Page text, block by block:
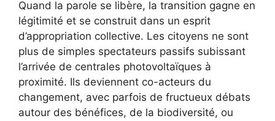
Quand la parole se libère, la transition gagne en
légitimité et se construit dans un esprit
d’appropriation collective. Les citoyens ne sont
plus de simples spectateurs passifs subissant
l’arrivée de centrales photovoltaïques à
proximité. Ils deviennent co-acteurs du
changement, avec parfois de fructueux débats
autour des bénéfices, de la biodiversité, ou